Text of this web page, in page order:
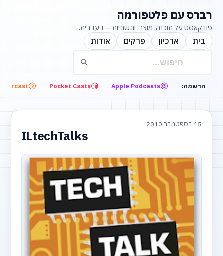
רברס עם פלטפורמה
פודקאסט על תוכנה, מוצר, ותשתיות — בעברית.
בית ארכיון פרקים אודות
הרשמה: Apple Podcasts
Pocket Casts
15 בספטמבר 2010
ILtechTalks